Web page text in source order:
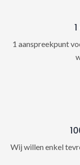
1 aanspreekpunt
Wij willen enkel